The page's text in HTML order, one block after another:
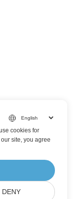
cookies for
site, you agree
DENY